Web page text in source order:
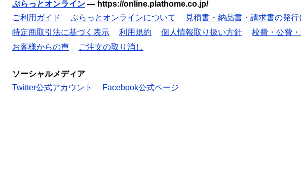
ぷらっとオンライン — https://online.plathome.co.jp/
ご利用ガイド
ぷらっとオンラインについて 見積書・納品書・請求書の発行
特定商取引法に基づく表示
利用規約 個人情報取り扱い方針 校費・公費
お客様からの声
ご注文の取り消し
ソーシャルメディア
Twitter公式アカウント
Facebook公式ページ